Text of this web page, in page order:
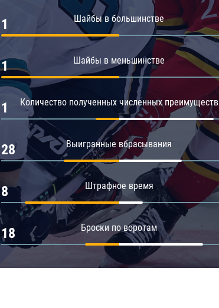
Амур
Барыс
Салават Юлаев
Шайбы в большинстве
1
Шайбы в меньшинстве
1
Количество полученных численных преимуществ
1
Выигранные вбрасывания
28
Штрафное время
8
Броски по воротам
18